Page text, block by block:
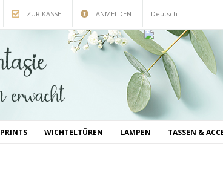
ZUR KASSE ANMELDEN Deutsch
PRINTS WICHTELTÜREN LAMPEN TASSEN &